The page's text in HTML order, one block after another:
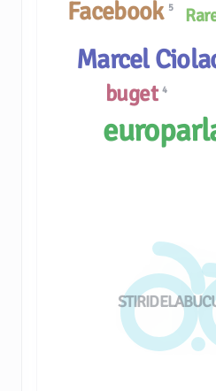
Marcel
buget4
Facebook 5